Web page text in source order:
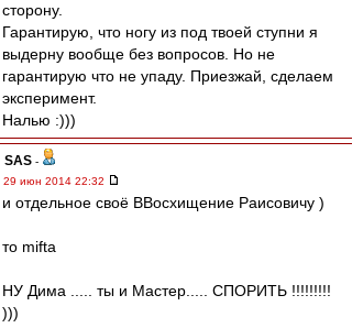
сторону.
Гарантирую, что ногу из под твоей ступни я
выдерну вообще без вопросов. Но не
гарантирую что не упаду. Приезжай, сделаем
эксперимент.
Налью :)))
SAS -
29 июн 2014 22:32
и отдельное своё ВВосхищение Раисовичу )
то mifta
НУ Дима ..... ты и Мастер..... СПОРИТЬ !!!!!!!!!
)))